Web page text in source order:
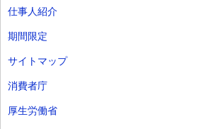
仕事人紹介
期間限定
サイトマップ
消費者庁
厚生労働省